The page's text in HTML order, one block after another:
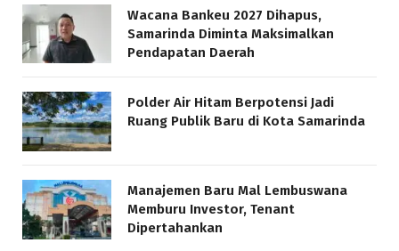
Wacana Bankeu 2027 Dihapus,
Samarinda Diminta Maksimalkan
Pendapatan Daerah
Polder Air Hitam Berpotensi Jadi
Ruang Publik Baru di Kota Samarinda
Manajemen Baru Mal Lembuswana
Memburu Investor, Tenant
Dipertahankan